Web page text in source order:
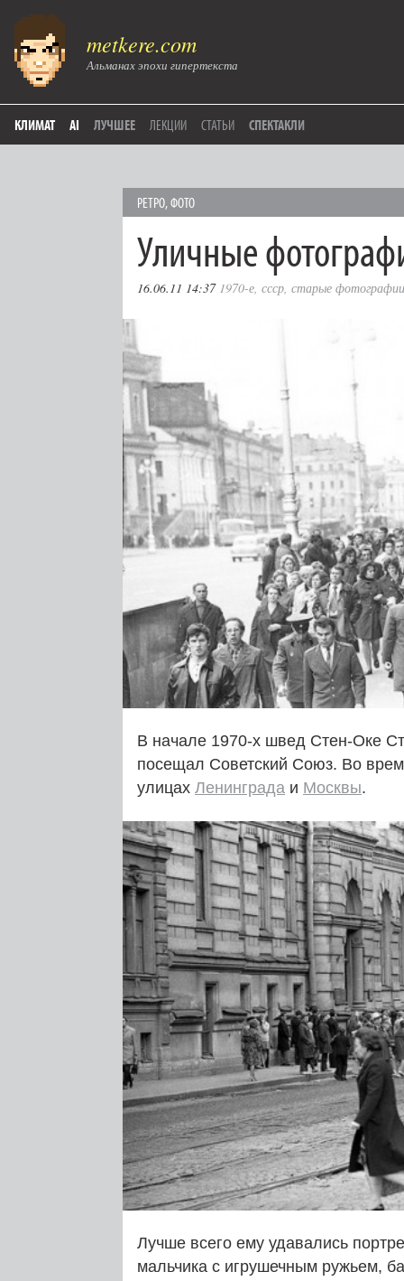
metkere.com
Альманах эпохи гипертекста
КЛИМАТ AI ЛУЧШЕЕ ЛЕКЦИИ СТАТЬИ СПЕКТАКЛИ
РЕТРО,ФОТО
Уличные
16.06.11 14:37 1970-е, ссср, старые фотографии
В начале 1970‑х швед Стен-Оке
посещал Советский Союз. Во
улицах Ленинграда и Москвы.
Лучше всего ему удавались
мальчика с игрушечным ружьем,